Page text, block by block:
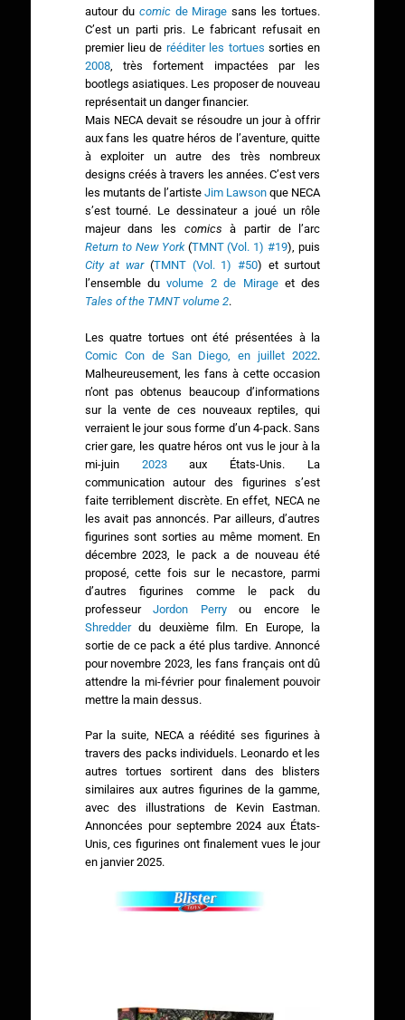
autour du comicde Mirage sans les tortues.
C’est un parti pris. Le fabricant refusait en
premier lieu de rééditer les tortues sorties en
2008, très fortement impactées par les
bootlegs asiatiques. Les proposer de nouveau
représentait un danger financier.
Mais NECA devait se résoudre un jour à offrir
aux fans les quatre héros de l’aventure, quitte
à exploiter un autre des très nombreux
designs créés à travers les années. C’est vers
les mutants de l’artisteJim Lawson que NECA
s’est tourné. Le dessinateur a joué un rôle
majeur dans les comics à partir de l’arc
Return to New York(TMNT (Vol. 1) #19), puis
City at war(TMNT (Vol. 1) #50) et surtout
l’ensemble duvolume 2 de Mirageet des
Tales of the TMNT volume 2.
Les quatre tortues ont été présentées à la
Comic Con de San Diego, en juillet 2022.
Malheureusement, les fans à cette occasion
n’ont pas obtenus beaucoup d’informations
sur la vente de ces nouveaux reptiles, qui
verraient le jour sous forme d’un 4-pack. Sans
crier gare, les quatre héros ont vus le jour à la
mi-juin 2023aux États-Unis. La
communication autour des figurines s’est
faite terriblement discrète. En effet, NECA ne
les avait pas annoncés. Par ailleurs, d’autres
figurines sont sorties au même moment. En
décembre 2023, le pack a de nouveau été
proposé, cette fois sur le necastore, parmi
d’autres figurines comme le pack du
professeurJordon Perryou encore le
Shredderdu deuxième film. En Europe, la
sortie de ce pack a été plus tardive. Annoncé
pour novembre 2023, les fans français ont dû
attendre la mi-février pour finalement pouvoir
mettre la main dessus.
Par la suite, NECA a réédité ses figurines à
travers des packs individuels. Leonardo et les
autres tortues sortirent dans des blisters
similaires aux autres figurines de la gamme,
avec des illustrations de Kevin Eastman.
Annoncées pour septembre 2024 aux États-
Unis, ces figurines ont finalement vues le jour
en janvier 2025.